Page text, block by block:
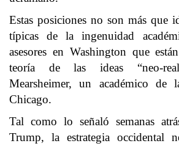
Estas posiciones no son más que
típicas de la ingenuidad
asesores en Washington que
teoría de las ideas “neo-
Mearsheimer, un académico de
Chicago.
Tal como lo señaló semanas
Trump, la estrategia occidental